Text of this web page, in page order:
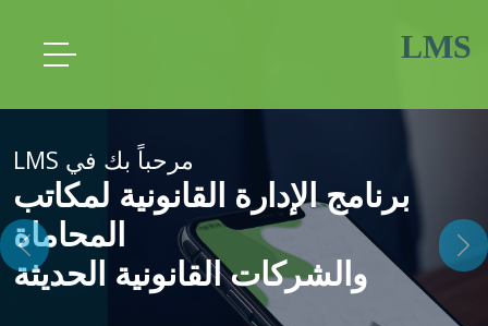
LMS
مرحباً بك في LMS
برنامج الإدارة القانونية لمكاتب
المحاماة
والشركات القانونية الحديثة
Next